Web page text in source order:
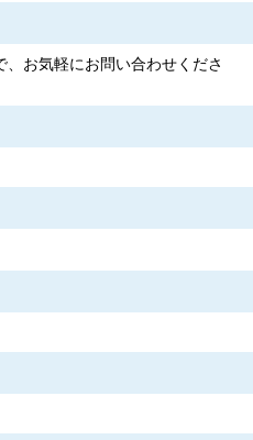
お気軽にお問い合わせくださ